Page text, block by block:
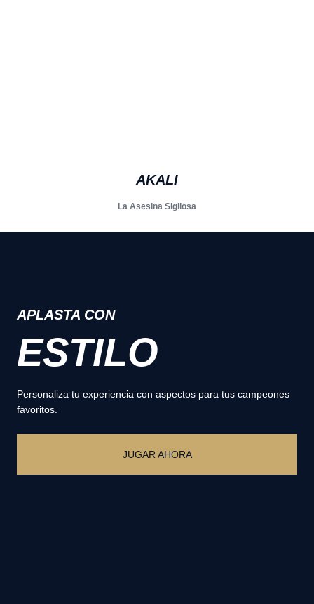
AKALI
La Asesina Sigilosa
APLASTA CON
ESTILO
Personaliza tu experiencia con aspectos para tus campeones
favoritos.
JUGAR AHORA